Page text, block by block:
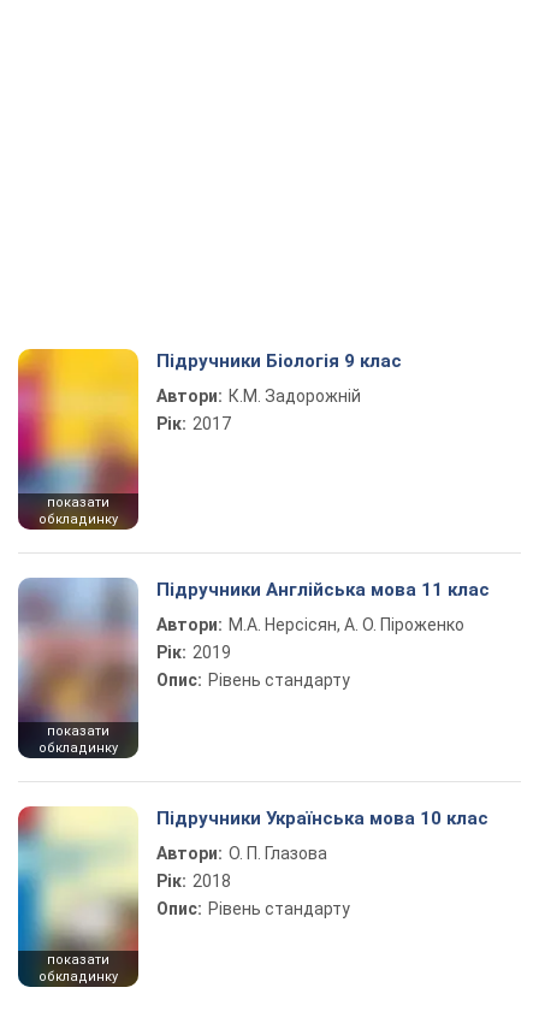
показати
обкладинку
Підручники Біологія 9 клас
Автори: К.М. Задорожній
Рік: 2017
показати
обкладинку
Підручники Англійська мова 11 клас
Автори: М.А. Нерсісян, А. О. Піроженко
Рік: 2019
Опис: Рівень стандарту
показати
обкладинку
Підручники Українська мова 10 клас
Автори: О. П. Глазова
Рік: 2018
Опис: Рівень стандарту